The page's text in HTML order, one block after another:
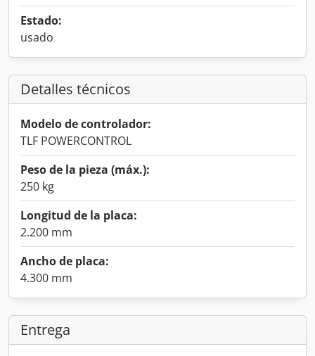
Estado:
usado
Detalles técnicos
Modelo de controlador:
TLF POWERCONTROL
Peso de la pieza (máx.):
250 kg
Longitud de la placa:
2.200 mm
Ancho de placa:
4.300 mm
Entrega